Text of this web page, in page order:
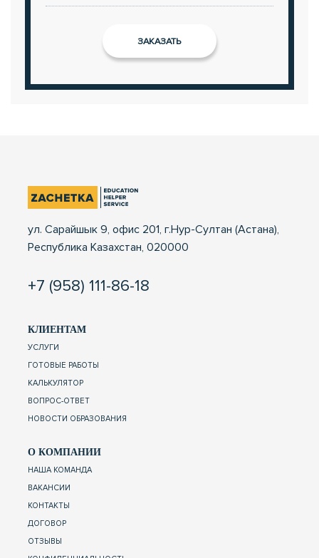
ул. Сарайшык 9, офис 201, г.Нур-Султан (Астана),
Республика Казахстан, 020000
+7 (958) 111-86-18
КЛИЕНТАМ
УСЛУГИ
ГОТОВЫЕ РАБОТЫ
КАЛЬКУЛЯТОР
ВОПРОС-ОТВЕТ
НОВОСТИ ОБРАЗОВАНИЯ
О КОМПАНИИ
НАША КОМАНДА
ВАКАНСИИ
КОНТАКТЫ
ДОГОВОР
ОТЗЫВЫ